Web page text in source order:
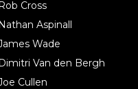
Cross
Aspinall
Wade
Van den Bergh
Cullen